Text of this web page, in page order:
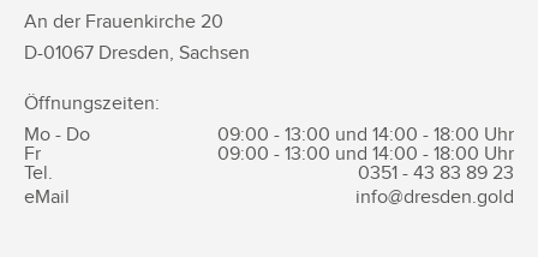
An der Frauenkirche 20
D-01067 Dresden, Sachsen
Öffnungszeiten:
Mo - Do
09:00 - 13:00 und 14:00 - 18:00 Uhr
Fr
09:00 - 13:00 und 14:00 - 18:00 Uhr
Tel.
0351 - 43 83 89 23
eMail
info@dresden.gold